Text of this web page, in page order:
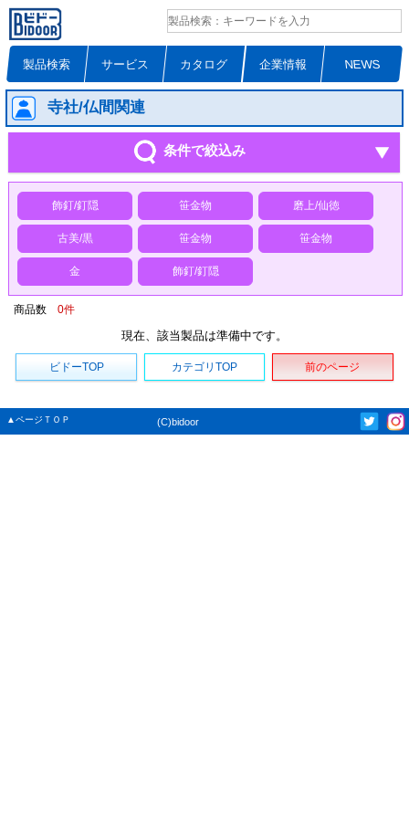
製品検索 サービス カタログ 企業情報 NEWS
寺社/仏間関連
条件で絞込み
飾釘/釘隠 笹金物 磨上/仙徳
古美/黒 笹金物 笹金物
金 飾釘/釘隠
商品数 0件
現在、該当製品は準備中です。
ビドーTOP カテゴリTOP 前のページ
▲ページＴＯＰ (C)bidoor